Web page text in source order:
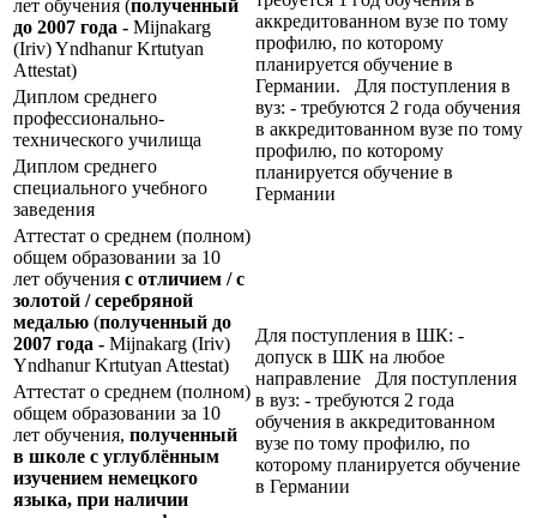
лет обучения (полученный
до 2007 года - Mijnakarg
(Iriv) Yndhanur Krtutyan
Attestat)
аккредитованном вузе по тому
профилю, по которому
планируется обучение в
Германии. Для поступления в
вуз: - требуются 2 года обучения
в аккредитованном вузе по тому
профилю, по которому
планируется обучение в
Германии
Диплом среднего
профессионально-
технического училища
Диплом среднего
специального учебного
заведения
Аттестат о среднем (полном)
общем образовании за 10
лет обучения с отличием / с
золотой / серебряной
медалью (полученный до
2007 года - Mijnakarg (Iriv)
Yndhanur Krtutyan Attestat)
Для поступления в ШК: -
допуск в ШК на любое
направление Для поступления
в вуз: - требуются 2 года
обучения в аккредитованном
вузе по тому профилю, по
которому планируется обучение
в Германии
Аттестат о среднем (полном)
общем образовании за 10
лет обучения, полученный
в школе с углублённым
изучением немецкого
языка, при наличии